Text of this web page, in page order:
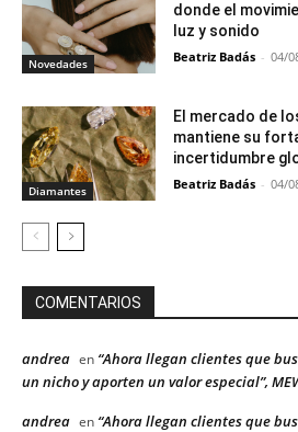
Novedades
donde el
luz y sonido
Beatriz Badás - 04/
Diamantes
El mercado de
mantiene su
incertidumbre
Beatriz Badás - 04/
COMENTARIOS
andrea en “Ahora llegan clientes que
un nicho y aporten un valor especial”,
andrea en “Ahora llegan clientes que